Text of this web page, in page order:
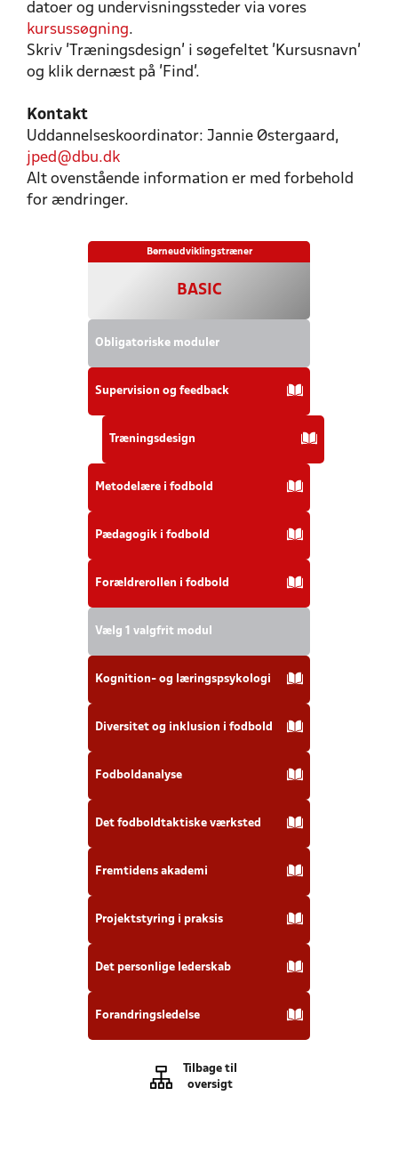
Børneudviklingstræner
BASIC
Obligatoriske moduler
Supervision og feedback
Træningsdesign
Metodelære i fodbold
Pædagogik i fodbold
Forældrerollen i fodbold
Vælg 1 valgfrit modul
Kognition- og læringspsykologi
Diversitet og inklusion i fodbold
Fodboldanalyse
Det fodboldtaktiske værksted
Fremtidens akademi
Projektstyring i praksis
Det personlige lederskab
Forandringsledelse
Tilbage til
oversigt
datoer og undervisningssteder via vores
kursussøgning.
Skriv 'Træningsdesign' i søgefeltet 'Kursusnavn'
og klik dernæst på 'Find'.
Kontakt
Uddannelseskoordinator: Jannie Østergaard,
jped@dbu.dk
Alt ovenstående information er med forbehold
for ændringer.